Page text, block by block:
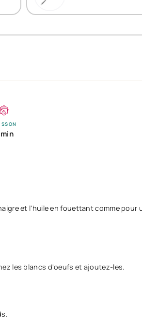
et l'huile en fouettant comme pour
les blancs d'oeufs et ajoutez-les.